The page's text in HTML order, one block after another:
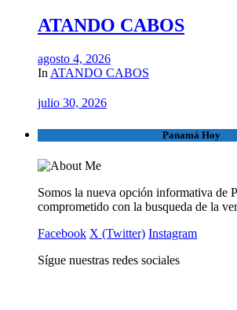
ATANDO CABOS
agosto 4, 2026
In ATANDO CABOS
julio 30, 2026
Panamá Hoy
Somos la nueva opción informativa de
comprometido con la busqueda de la
Facebook X (Twitter) Instagram
Sígue nuestras redes sociales